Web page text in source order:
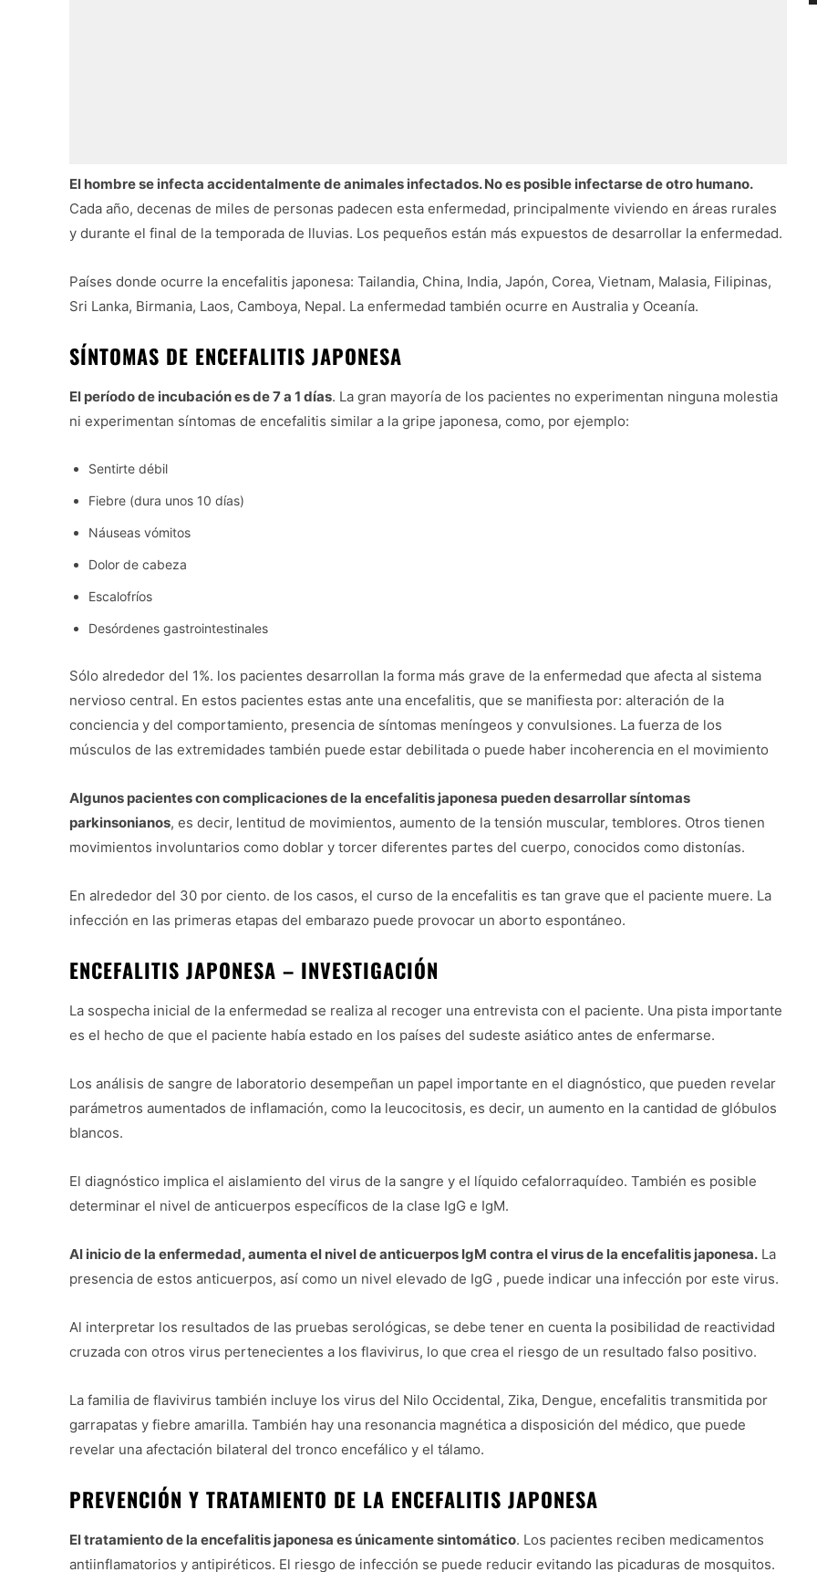
El hombre se infecta accidentalmente de animales infectados. No es posible infectarse de otro humano.
Cada año, decenas de miles de personas padecen esta enfermedad, principalmente viviendo en áreas rurales
y durante el final de la temporada de lluvias. Los pequeños están más expuestos de desarrollar la enfermedad.
Países donde ocurre la encefalitis japonesa: Tailandia, China, India, Japón, Corea, Vietnam, Malasia, Filipinas,
Sri Lanka, Birmania, Laos, Camboya, Nepal. La enfermedad también ocurre en Australia y Oceanía.
SÍNTOMAS DE ENCEFALITIS JAPONESA
El período de incubación es de 7 a 1 días. La gran mayoría de los pacientes no experimentan ninguna molestia
ni experimentan síntomas de encefalitis similar a la gripe japonesa, como, por ejemplo:
Sentirte débil
Fiebre (dura unos 10 días)
Náuseas vómitos
Dolor de cabeza
Escalofríos
Desórdenes gastrointestinales
Sólo alrededor del 1%. los pacientes desarrollan la forma más grave de la enfermedad que afecta al sistema
nervioso central. En estos pacientes estas ante una encefalitis, que se manifiesta por: alteración de la
conciencia y del comportamiento, presencia de síntomas meníngeos y convulsiones. La fuerza de los
músculos de las extremidades también puede estar debilitada o puede haber incoherencia en el movimiento
Algunos pacientes con complicaciones de la encefalitis japonesa pueden desarrollar síntomas
parkinsonianos, es decir, lentitud de movimientos, aumento de la tensión muscular, temblores. Otros tienen
movimientos involuntarios como doblar y torcer diferentes partes del cuerpo, conocidos como distonías.
En alrededor del 30 por ciento. de los casos, el curso de la encefalitis es tan grave que el paciente muere. La
infección en las primeras etapas del embarazo puede provocar un aborto espontáneo.
ENCEFALITIS JAPONESA – INVESTIGACIÓN
La sospecha inicial de la enfermedad se realiza al recoger una entrevista con el paciente. Una pista importante
es el hecho de que el paciente había estado en los países del sudeste asiático antes de enfermarse.
Los análisis de sangre de laboratorio desempeñan un papel importante en el diagnóstico, que pueden revelar
parámetros aumentados de inflamación, como la leucocitosis, es decir, un aumento en la cantidad de glóbulos
blancos.
El diagnóstico implica el aislamiento del virus de la sangre y el líquido cefalorraquídeo. También es posible
determinar el nivel de anticuerpos específicos de la clase IgG e IgM.
Al inicio de la enfermedad, aumenta el nivel de anticuerpos IgM contra el virus de la encefalitis japonesa. La
presencia de estos anticuerpos, así como un nivel elevado de IgG , puede indicar una infección por este virus.
Al interpretar los resultados de las pruebas serológicas, se debe tener en cuenta la posibilidad de reactividad
cruzada con otros virus pertenecientes a los flavivirus, lo que crea el riesgo de un resultado falso positivo.
La familia de flavivirus también incluye los virus del Nilo Occidental, Zika, Dengue, encefalitis transmitida por
garrapatas y fiebre amarilla. También hay una resonancia magnética a disposición del médico, que puede
revelar una afectación bilateral del tronco encefálico y el tálamo.
PREVENCIÓN Y TRATAMIENTO DE LA ENCEFALITIS JAPONESA
El tratamiento de la encefalitis japonesa es únicamente sintomático. Los pacientes reciben medicamentos
antiinflamatorios y antipiréticos. El riesgo de infección se puede reducir evitando las picaduras de mosquitos.